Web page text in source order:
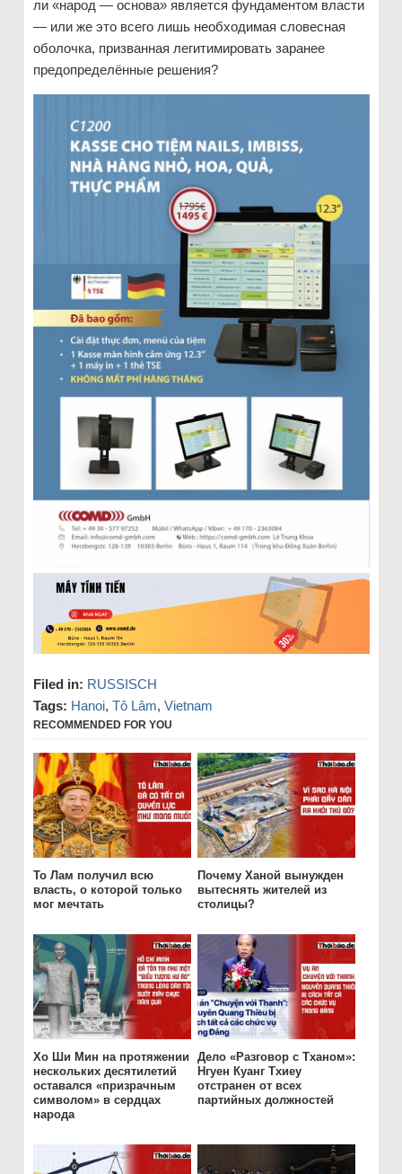
ли «народ — основа» является фундаментом власти
— или же это всего лишь необходимая словесная
оболочка, призванная легитимировать заранее
предопределённые решения?
Filed in: RUSSISCH
Tags: Hanoi, Tô Lâm, Vietnam
RECOMMENDED FOR YOU
То Лам получил всю
власть, о которой только
мог мечтать
Почему Ханой вынужден
вытеснять жителей из
столицы?
Хо Ши Мин на протяжении
нескольких десятилетий
оставался «призрачным
символом» в сердцах
народа
Дело «Разговор с Тханом»:
Нгуен Куанг Тхиеу
отстранен от всех
партийных должностей